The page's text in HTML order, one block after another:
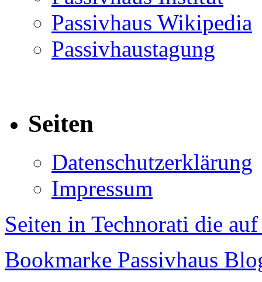
Passivhaus Wikipedia
Passivhaustagung
Seiten
Datenschutzerklärung
Impressum
Seiten in Technorati die
Bookmarke Passivhaus